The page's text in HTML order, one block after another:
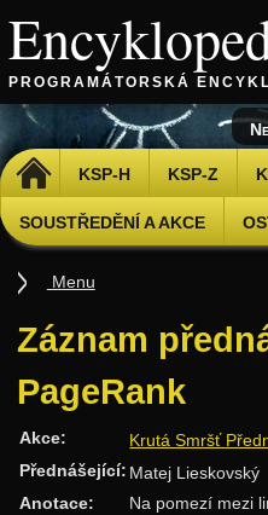
PROGRAMÁTORSKÁ
DOMŮ KSP-H KSP-Z
SOUSTŘEDĚNÍ A AKCE
Záznam
PageRank
Akce: Krutá Smršť
Přednášející: Matej Lieskovský
Anotace:
Na pomezí mezi
Menu
Základní algoritmy
Složitost
Algoritmizační techniky